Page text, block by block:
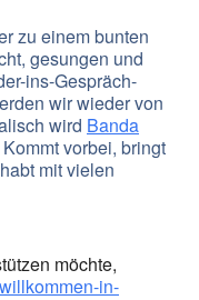
zu einem bunten
gesungen und
ins-Gespräch-
wir wieder von
wird Banda
vorbei, bringt
mit vielen
möchte,
in-